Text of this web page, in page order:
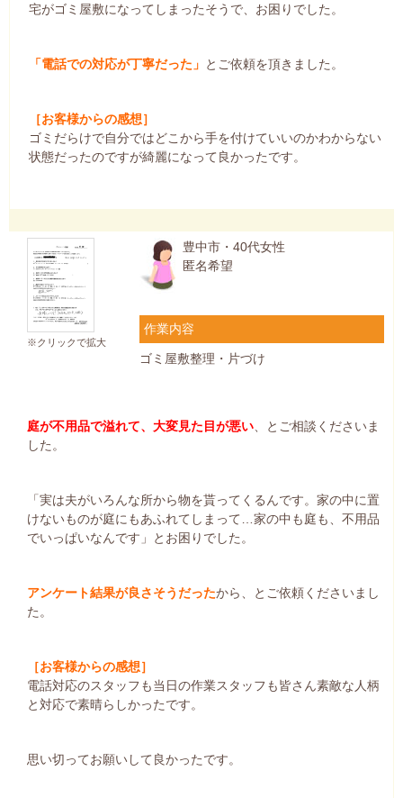
宅がゴミ屋敷になってしまったそうで、お困りでした。
「電話での対応が丁寧だった」 とご依頼を頂きました。
［お客様からの感想］
ゴミだらけで自分ではどこから手を付けていいのかわからない
状態だったのですが綺麗になって良かったです。
※クリックで拡大
豊中市・40代女性
匿名希望
作業内容
ゴミ屋敷整理・片づけ
庭が不用品で溢れて、大変見た目が悪い、とご相談くださいま
した。
「実は夫がいろんな所から物を貰ってくるんです。家の中に置
けないものが庭にもあふれてしまって…家の中も庭も、不用品
でいっぱいなんです」とお困りでした。
アンケート結果が良さそうだったから、とご依頼くださいまし
た。
［お客様からの感想］
電話対応のスタッフも当日の作業スタッフも皆さん素敵な人柄
と対応で素晴らしかったです。
思い切ってお願いして良かったです。